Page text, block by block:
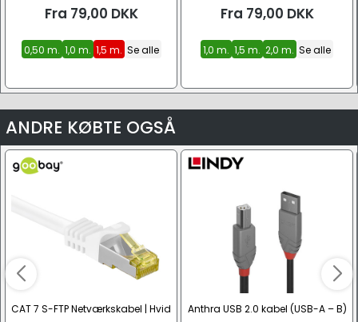
Fra 79,00 DKK
0,50 m. 1,0 m. 1,5 m. Se alle
Fra 79,00 DKK
1,0 m. 1,5 m. 2,0 m. Se alle
ANDRE KØBTE OGSÅ
CAT 7 S-FTP Netværkskabel | Hvid Anthra USB 2.0 kabel (USB-A – B)